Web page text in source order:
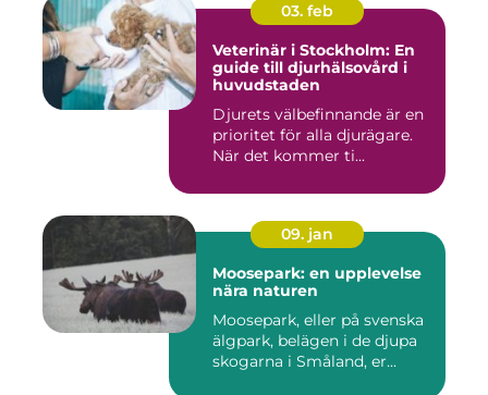
03. feb
Veterinär i Stockholm: En
guide till djurhälsovård i
huvudstaden
Djurets välbefinnande är en
prioritet för alla djurägare.
När det kommer ti...
09. jan
Moosepark: en upplevelse
nära naturen
Moosepark, eller på svenska
älgpark, belägen i de djupa
skogarna i Småland, er...